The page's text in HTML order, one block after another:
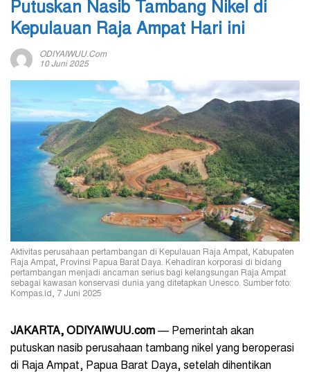
Putuskan Nasib Tambang Nikel di
Kepulauan Raja Ampat Hari ini
ODIYAIWUU.com
10 Juni 2025
Aktivitas perusahaan pertambangan di Kepulauan Raja Ampat, Kabupaten
Raja Ampat, Provinsi Papua Barat Daya. Kehadiran korporasi di bidang
pertambangan menjadi ancaman serius bagi kelangsungan Raja Ampat
sebagai kawasan konservasi dunia yang ditetapkan Unesco. Sumber foto:
Kompas.id, 7 Juni 2025
JAKARTA, ODIYAIWUU.com — Pemerintah akan
putuskan nasib perusahaan tambang nikel yang beroperasi
di Raja Ampat, Papua Barat Daya, setelah dihentikan